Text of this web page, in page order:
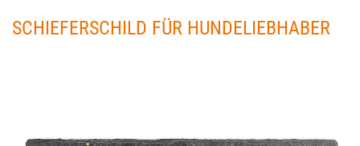
SCHIEFERSCHILD FÜR HUNDELIEBHABER